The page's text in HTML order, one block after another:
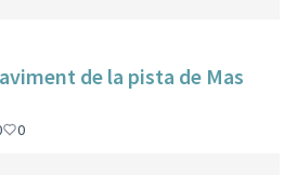
de la pista de Mas
0